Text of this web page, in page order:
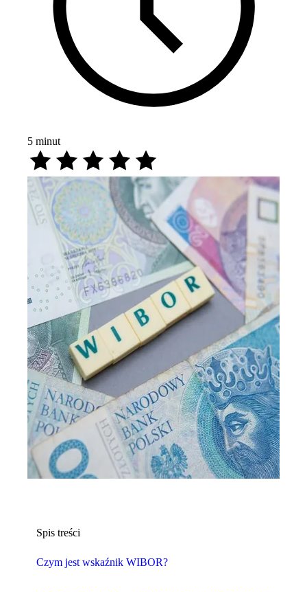
5 minut
Spis treści
Czym jest wskaźnik WIBOR?